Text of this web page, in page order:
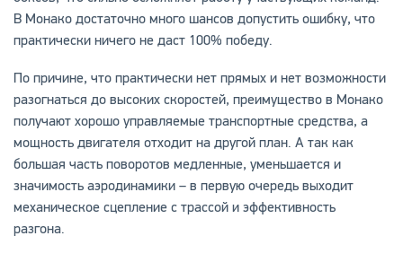
В Монако достаточно много шансов допустить ошибку, что
практически ничего не даст 100% победу.
По причине, что практически нет прямых и нет возможности
разогнаться до высоких скоростей, преимущество в Монако
получают хорошо управляемые транспортные средства, а
мощность двигателя отходит на другой план. А так как
большая часть поворотов медленные, уменьшается и
значимость аэродинамики – в первую очередь выходит
механическое сцепление с трассой и эффективность
разгона.